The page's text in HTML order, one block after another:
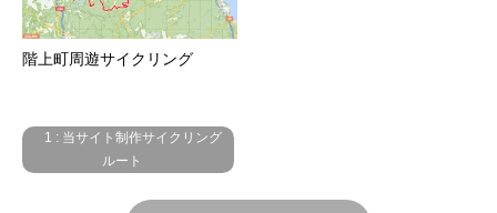
階上町周遊サイクリング
1 : 当サイト制作サイクリング
ルート